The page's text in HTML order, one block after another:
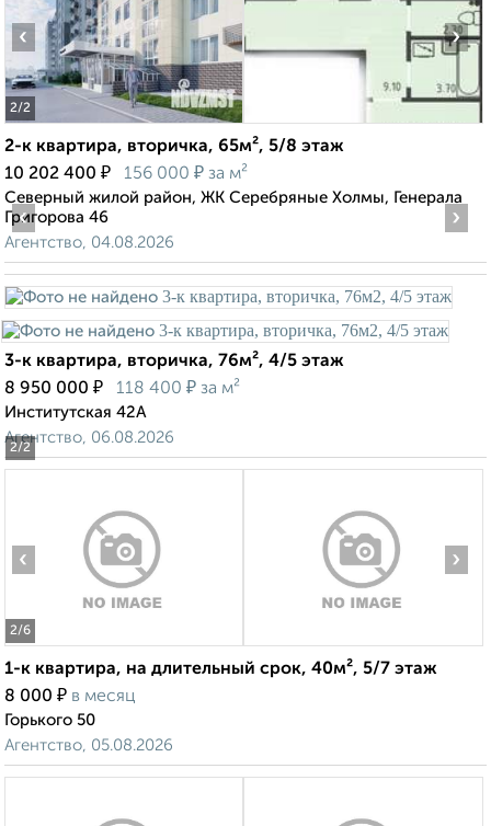
2/2
‹ ›
2-к квартира, вторичка, 65м², 5/8 этаж
10 202 400 ₽ 156 000 ₽ за м²
Северный жилой район, ЖК Серебряные Холмы, Генерала
Григорова 46
Агентство, 04.08.2026
2/2
‹ ›
3-к квартира, вторичка, 76м², 4/5 этаж
8 950 000 ₽ 118 400 ₽ за м²
Институтская 42А
Агентство, 06.08.2026
2/6
‹ ›
1-к квартира, на длительный срок, 40м², 5/7 этаж
8 000 ₽ в месяц
Горького 50
Агентство, 05.08.2026